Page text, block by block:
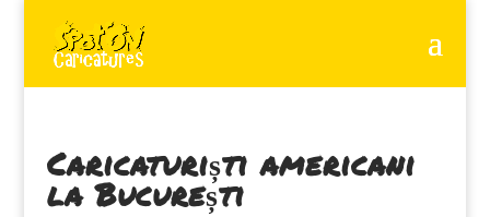
Caricaturiști americani
la București